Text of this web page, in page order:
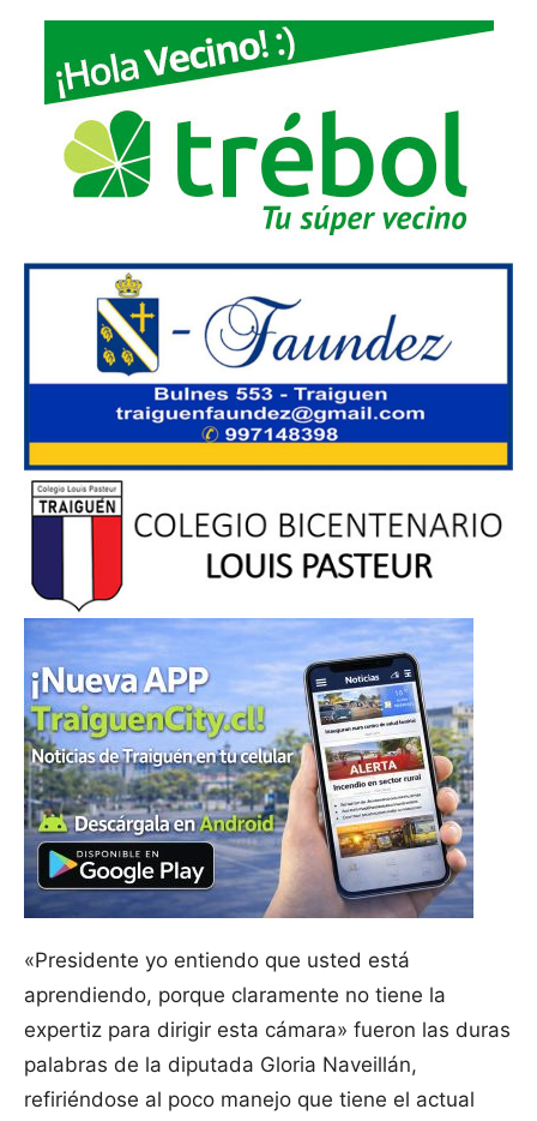
«Presidente yo entiendo que usted está
aprendiendo, porque claramente no tiene la
expertiz para dirigir esta cámara» fueron las duras
palabras de la diputada Gloria Naveillán,
refiriéndose al poco manejo que tiene el actual